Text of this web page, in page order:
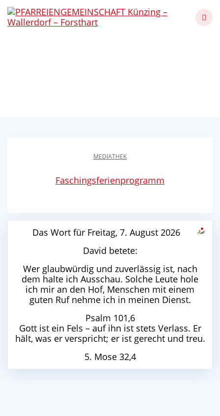
to
MEDIATHEK
Faschingsferienprogramm
Das Wort für Freitag, 7. August 2026
David betete:
Wer glaubwürdig und zuverlässig ist, nach
dem halte ich Ausschau. Solche Leute hole
ich mir an den Hof, Menschen mit einem
guten Ruf nehme ich in meinen Dienst.
Psalm 101,6
Gott ist ein Fels – auf ihn ist stets Verlass. Er
hält, was er verspricht; er ist gerecht und treu.
5. Mose 32,4